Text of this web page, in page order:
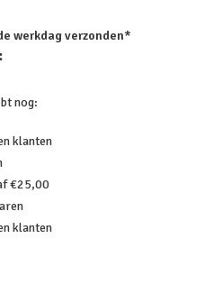
werkdag verzonden*
nog:
klanten
€25,00
klanten